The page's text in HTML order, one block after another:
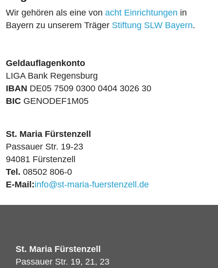
Wir gehören als eine von acht Einrichtungen in
Bayern zu unserem Träger Stiftung SLW Bayern.
Geldauflagenkonto
LIGA Bank Regensburg
IBAN DE05 7509 0300 0404 3026 30
BIC GENODEF1M05
St. Maria Fürstenzell
Passauer Str. 19-23
94081 Fürstenzell
Tel. 08502 806-0
E-Mail:info@st-maria-fuerstenzell.de
St. Maria Fürstenzell
Passauer Str. 19, 21, 23